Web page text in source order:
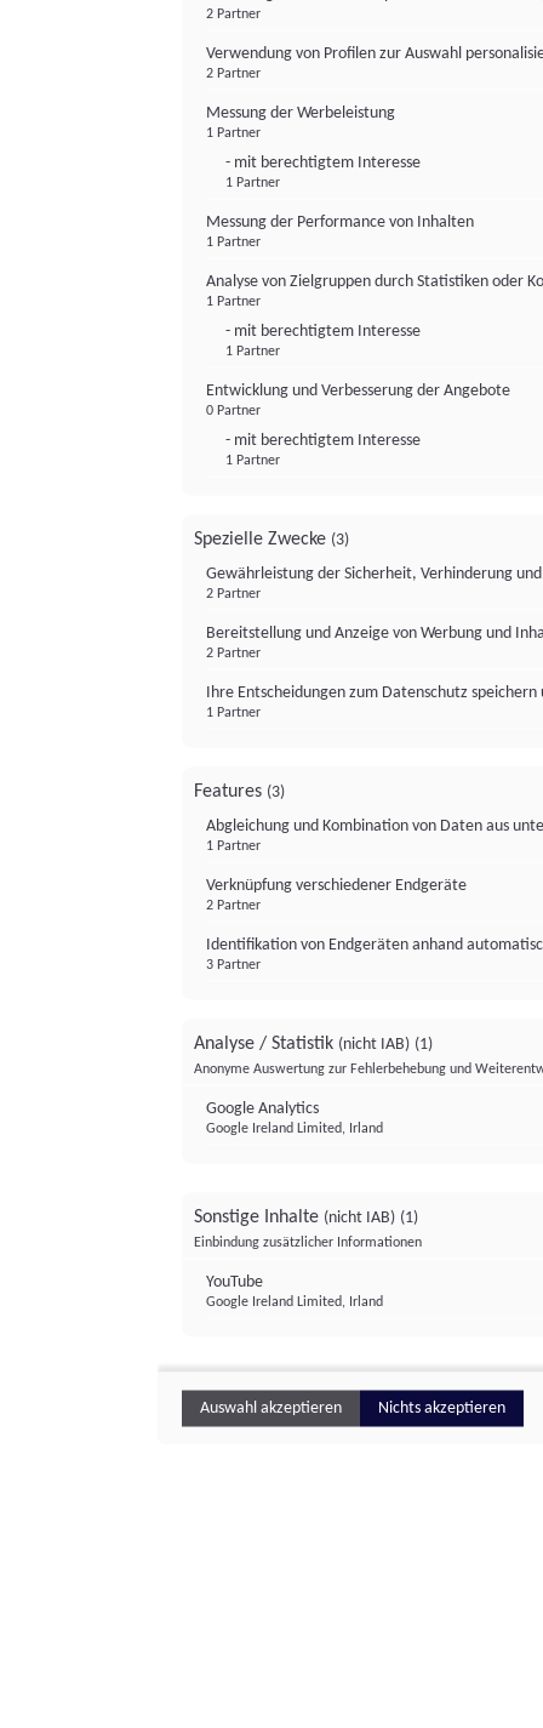
2 Partner
Verwendung von Profilen zur Auswahl
2 Partner
Messung der Werbeleistung
1 Partner
- mit berechtigtem Interesse
1 Partner
Messung der Performance von Inhalten
1 Partner
Analyse von Zielgruppen durch Statistiken oder
1 Partner
- mit berechtigtem Interesse
1 Partner
Entwicklung und Verbesserung der Angebote
0 Partner
- mit berechtigtem Interesse
1 Partner
Spezielle Zwecke (3)
Gewährleistung der Sicherheit, Verhinderung
2 Partner
Bereitstellung und Anzeige von Werbung und
2 Partner
Ihre Entscheidungen zum Datenschutz
1 Partner
Features (3)
Abgleichung und Kombination von Daten aus
1 Partner
Verknüpfung verschiedener Endgeräte
2 Partner
Identifikation von Endgeräten anhand
3 Partner
Analyse / Statistik (nicht IAB) (1)
Anonyme Auswertung zur Fehlerbehebung und
Google Analytics
Google Ireland Limited, Irland
Sonstige Inhalte (nicht IAB) (1)
Einbindung zusätzlicher Informationen
YouTube
Google Ireland Limited, Irland
Auswahl akzeptieren Nichts akzeptieren